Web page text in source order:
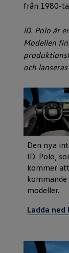
från 1980-
ID. Polo är
Modellen
och
Den nya
ID. Polo,
kommer
kommande
modeller.
Ladda ned